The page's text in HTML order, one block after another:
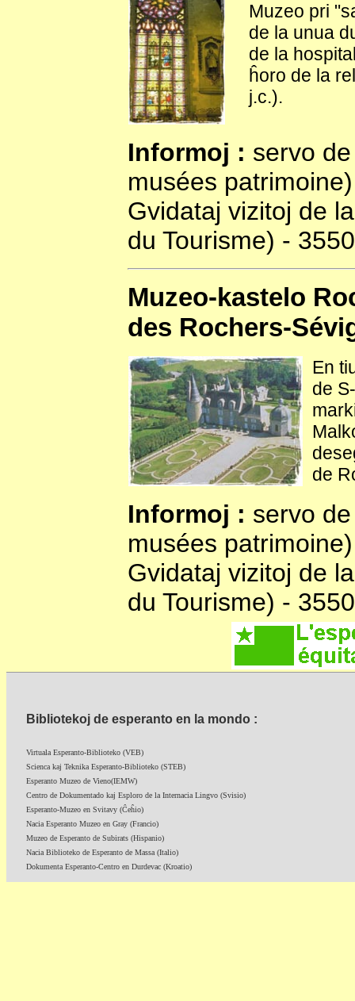
Muzeo pri
de la unua
de la
ĥoro de la
j.c.).
Informoj : servo
musées
Gvidataj vizitoj de
du Tourisme) -
Muzeo-kastelo
des Rochers-
En
de
de
Informoj : servo
musées
Gvidataj vizitoj de
du Tourisme) -
Bibliotekoj de esperanto en la mondo :
Virtuala Esperanto-Biblioteko (VEB)
Scienca kaj Teknika Esperanto-Biblioteko (STEB)
Esperanto Muzeo de Vieno(IEMW)
Centro de Dokumentado kaj Esploro de la Internacia Lingvo (Svisio)
Esperanto-Muzeo en Svitavy (Ĉeĥio)
Nacia Esperanto Muzeo en Gray (Francio)
Muzeo de Esperanto de Subirats (Hispanio)
Nacia Biblioteko de Esperanto de Massa (Italio)
Dokumenta Esperanto-Centro en Durdevac (Kroatio)